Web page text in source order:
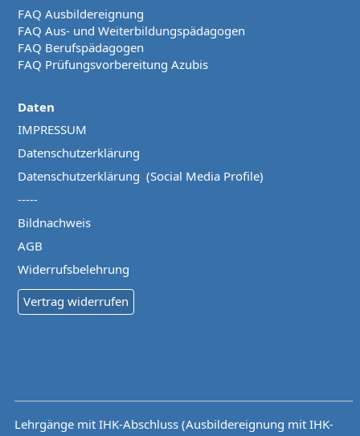
FAQ Ausbildereignung
FAQ Aus- und Weiterbildungspädagogen
FAQ Berufspädagogen
FAQ Prüfungsvorbereitung Azubis
Daten
IMPRESSUM
Datenschutzerklärung
Datenschutzerklärung (Social Media Profile)
-----
Bildnachweis
AGB
Widerrufsbelehrung
Vertrag widerrufen
Lehrgänge mit IHK-Abschluss (Ausbildereignung mit IHK-